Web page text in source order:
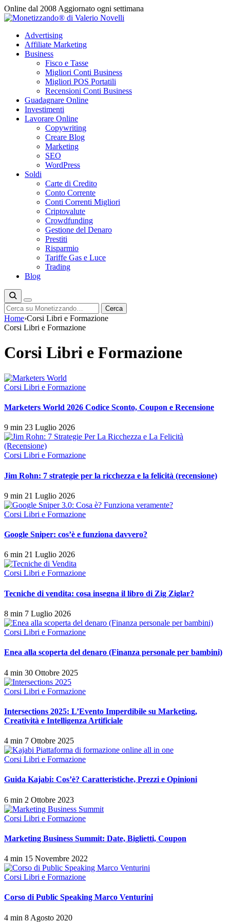
Vai
al
Online dal 2008 Aggiornato ogni settimana
Advertising
Affiliate Marketing
Business
Fisco e Tasse
Migliori Conti Business
Migliori POS Portatili
Recensioni Conti Business
Guadagnare Online
Investimenti
Lavorare Online
Copywriting
Creare Blog
Marketing
SEO
WordPress
Soldi
Carte di Credito
Conto Corrente
Conti Correnti Migliori
Criptovalute
Crowdfunding
Gestione del Denaro
Prestiti
Risparmio
Tariffe Gas e Luce
Trading
Blog
Cerca Cerca
Home›Corsi Libri e Formazione
Corsi Libri e Formazione
Corsi Libri e Formazione
Corsi Libri e Formazione
Marketers World 2026 Codice Sconto, Coupon e Recensione
9 min 23 Luglio 2026
Corsi Libri e Formazione
Jim Rohn: 7 strategie per la ricchezza e la felicità (recensione)
9 min 21 Luglio 2026
Corsi Libri e Formazione
Google Sniper: cos’è e funziona davvero?
6 min 21 Luglio 2026
Corsi Libri e Formazione
Tecniche di vendita: cosa insegna il libro di Zig Ziglar?
8 min 7 Luglio 2026
Corsi Libri e Formazione
Enea alla scoperta del denaro (Finanza personale per bambini)
4 min 30 Ottobre 2025
Corsi Libri e Formazione
Intersections 2025: L’Evento Imperdibile su Marketing,
Creatività e Intelligenza Artificiale
4 min 7 Ottobre 2025
Corsi Libri e Formazione
Guida Kajabi: Cos’è? Caratteristiche, Prezzi e Opinioni
6 min 2 Ottobre 2023
Corsi Libri e Formazione
Marketing Business Summit: Date, Biglietti, Coupon
4 min 15 Novembre 2022
Corsi Libri e Formazione
Corso di Public Speaking Marco Venturini
4 min 8 Agosto 2020